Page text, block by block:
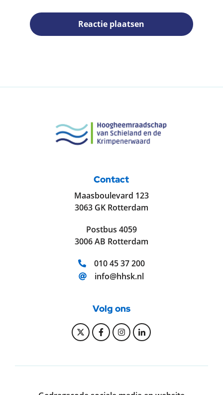
Reactie plaatsen
Contact
Maasboulevard 123
3063 GK Rotterdam
Postbus 4059
3006 AB Rotterdam
Telefoonnummer:
010 45 37 200
E-mailadres:
info@hhsk.nl
Volg ons
Bekijk onze Twitter pagina
Bekijk onze Facebook
Bekijk onze Instagram
Bekijk onze